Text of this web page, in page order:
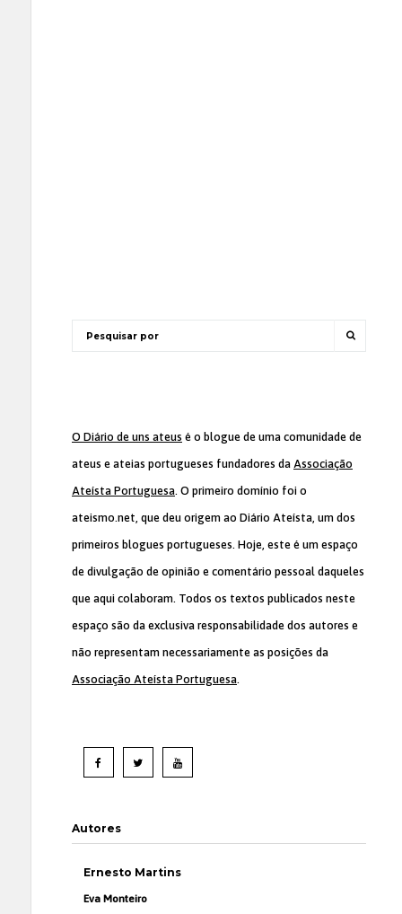
O Diário de uns ateus é o blogue de uma comunidade de
ateus e ateias portugueses fundadores da Associação
Ateísta Portuguesa. O primeiro domínio foi o
ateismo.net, que deu origem ao Diário Ateísta, um dos
primeiros blogues portugueses. Hoje, este é um espaço
de divulgação de opinião e comentário pessoal daqueles
que aqui colaboram. Todos os textos publicados neste
espaço são da exclusiva responsabilidade dos autores e
não representam necessariamente as posições da
Associação Ateísta Portuguesa.
Autores
Ernesto Martins
Eva Monteiro